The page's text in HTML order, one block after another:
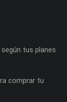
tus planes
comprar tu